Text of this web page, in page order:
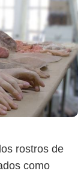
rostros de
como